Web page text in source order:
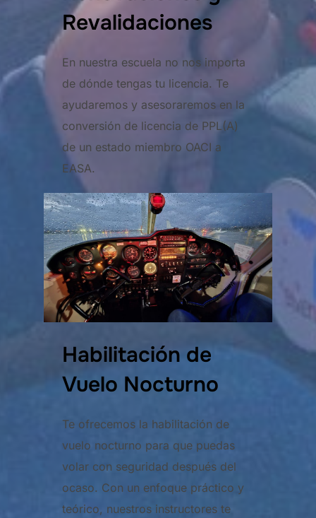
Revalidaciones
En nuestra escuela no nos importa
de dónde tengas tu licencia. Te
ayudaremos y asesoraremos en la
conversión de licencia de PPL(A)
de un estado miembro OACI a
EASA.
Habilitación de
Vuelo Nocturno
Te ofrecemos la habilitación de
vuelo nocturno para que puedas
volar con seguridad después del
ocaso. Con un enfoque práctico y
teórico, nuestros instructores te